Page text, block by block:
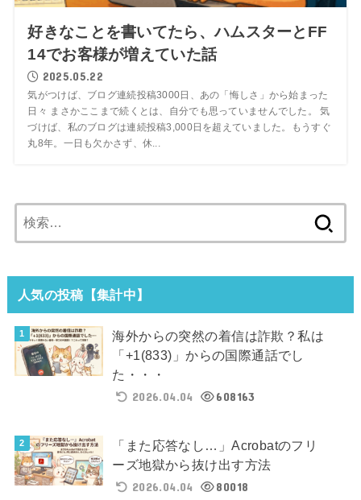
好きなことを書いてたら、ハムスターとFF
14でお客様が増えていた話
2025.05.22
気がつけば、ブログ連続投稿3000日、あの「悔しさ」から始まった
日々 まさかここまで続くとは、自分でも思っていませんでした。 気
づけば、私のブログは連続投稿3,000日を超えていました。もうすぐ
丸8年。一日も欠かさず、休...
索:
人気の投稿【集計中】
海外からの突然の着信は詐欺？私は
「+1(833)」からの国際通話でし
た・・・
2026.04.04
608163
「また応答なし…」Acrobatのフリ
ーズ地獄から抜け出す方法
2026.04.04
80018